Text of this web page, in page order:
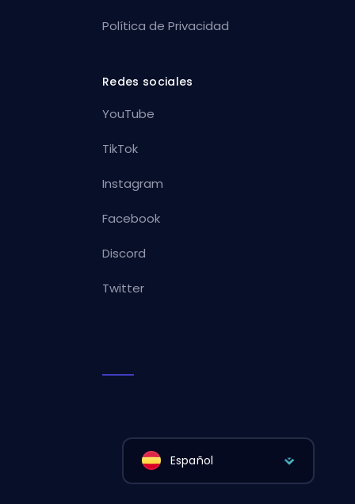
Política de Privacidad
Redes sociales
YouTube
TikTok
Instagram
Facebook
Discord
Twitter
Español